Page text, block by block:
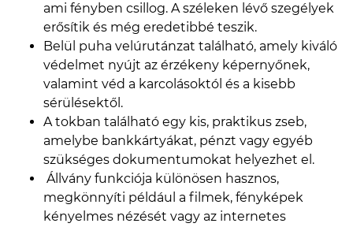
ami fényben csillog. A széleken lévő szegélyek
erősítik és még eredetibbé teszik.
Belül puha velúrutánzat található, amely kiváló
védelmet nyújt az érzékeny képernyőnek,
valamint véd a karcolásoktól és a kisebb
sérülésektől.
A tokban található egy kis, praktikus zseb,
amelybe bankkártyákat, pénzt vagy egyéb
szükséges dokumentumokat helyezhet el.
Állvány funkciója különösen hasznos,
megkönnyíti például a filmek, fényképek
kényelmes nézését vagy az internetes